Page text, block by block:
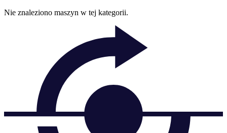
Nie znaleziono maszyn w tej kategorii.